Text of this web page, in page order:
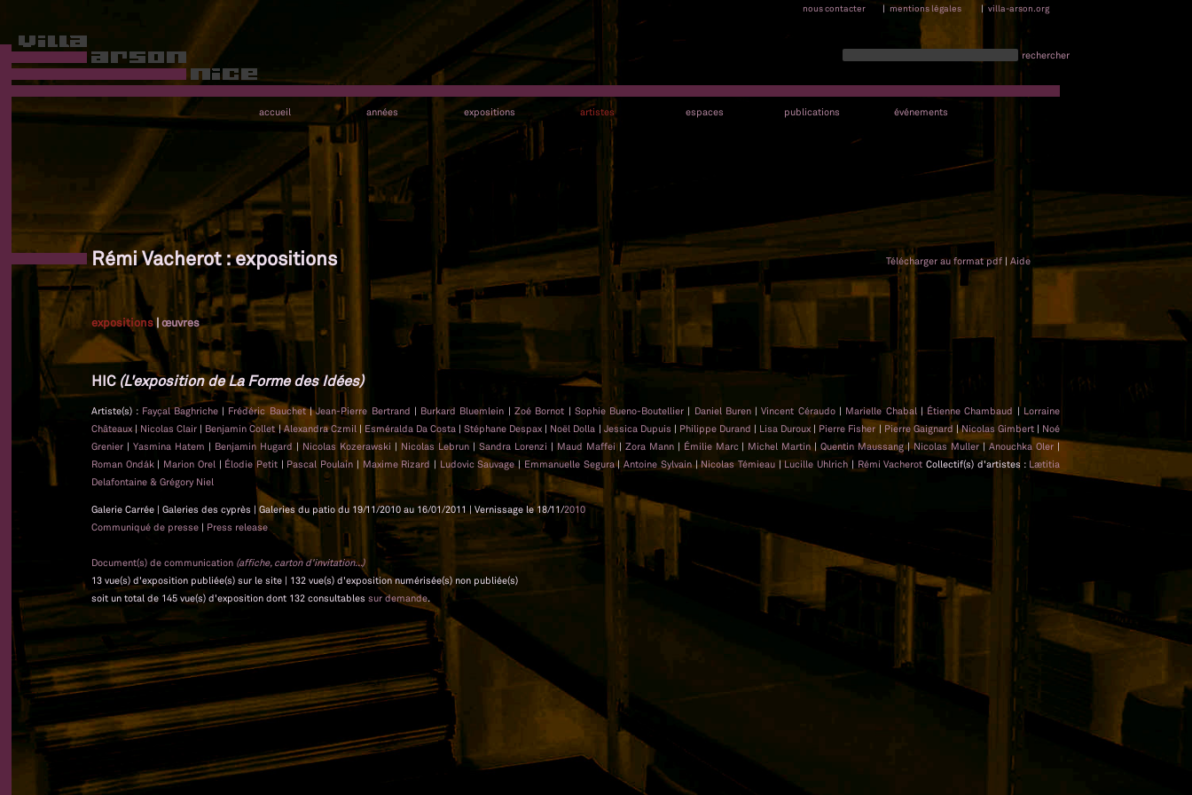
nous contacter | mentions légales | villa-arson.org
rechercher
accueil années expositions artistes espaces publications événements
Rémi Vacherot : expositions Télécharger au format pdf | Aide
expositions|œuvres
HIC(L'exposition de La Forme des Idées)
Artiste(s) : Fayçal Baghriche | Frédéric Bauchet|Jean-Pierre Bertrand | Burkard Bluemlein | Zoé Bornot | Sophie Bueno-Boutellier | Daniel Buren |Vincent Céraudo | Marielle Chabal |Étienne Chambaud | Lorraine
Châteaux | Nicolas Clair | Benjamin Collet|Alexandra Czmil | Esméralda Da Costa |Stéphane Despax | Noël Dolla | Jessica Dupuis | Philippe Durand | Lisa Duroux | Pierre Fisher | Pierre Gaignard |Nicolas Gimbert | Noé
Grenier | Yasmina Hatem | Benjamin Hugard | Nicolas Kozerawski | Nicolas Lebrun | Sandra Lorenzi | Maud Maffei | Zora Mann | Émilie Marc | Michel Martin|Quentin Maussang|Nicolas Muller|Anouchka Oler |
Roman Ondák | Marion Orel | Élodie Petit | Pascal Poulain | Maxime Rizard | Ludovic Sauvage| Emmanuelle Segura|Antoine Sylvain|Nicolas Témieau | Lucille Uhlrich | Rémi Vacherot Collectif(s) d'artistes : Lætitia
Delafontaine & Grégory Niel
Galerie Carrée | Galeries des cyprès | Galeries du patio du 19/11/2010 au 16/01/2011 | Vernissage le 18/11/2010
Communiqué de presse | Press release
Document(s) de communication (affiche, carton d'invitation...)
13 vue(s) d'exposition publiée(s) sur le site | 132 vue(s) d'exposition numérisée(s) non publiée(s)
soit un total de 145 vue(s) d'exposition dont 132 consultables sur demande.